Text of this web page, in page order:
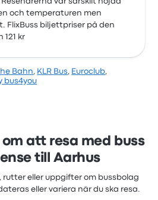
och temperaturen men
FlixBuss biljettpriser på den
121 kr
Bahn, KLR Bus, Euroclub,
bus4you
att resa med buss
till Aarhus
eller uppgifter om bussbolag
eller variera när du ska resa.